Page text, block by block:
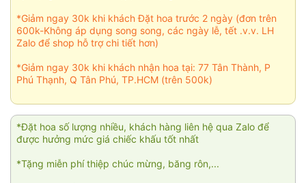
*Giảm ngay 30k khi khách Đặt hoa trước 2 ngày (đơn trên
600k-Không áp dụng song song, các ngày lễ, tết .v.v. LH
Zalo để shop hỗ trợ chi tiết hơn)
*Giảm ngay 30k khi khách nhận hoa tại: 77 Tân Thành, P
Phú Thạnh, Q Tân Phú, TP.HCM (trên 500k)
*Đặt hoa số lượng nhiều, khách hàng liên hệ qua Zalo để
được hưởng mức giá chiếc khấu tốt nhất
*Tặng miễn phí thiệp chúc mừng, băng rôn,...